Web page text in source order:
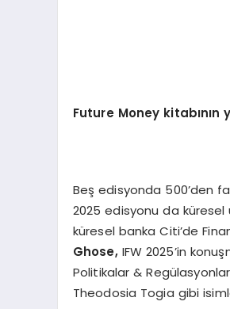
Future Money kitabının
Beş edisyonda 500’den
2025 edisyonu da küresel
küresel banka Citi’de
Ghose,IFW 2025’in
Politikalar &
Theodosia Togia gibi